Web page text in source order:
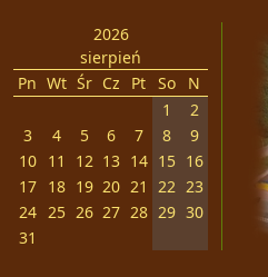
2026
sierpień
Pn Wt Śr Cz Pt So
N
1
2
3
4 5 6 7 8
9
10
11 12 13 14 15 16
17
18 19 20 21 22 23
24
25 26 27 28 29 30
31